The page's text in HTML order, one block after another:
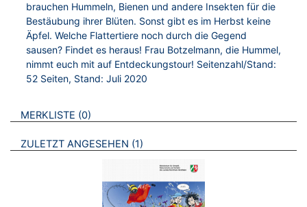
brauchen Hummeln, Bienen und andere Insekten für die
Bestäubung ihrer Blüten. Sonst gibt es im Herbst keine
Äpfel. Welche Flattertiere noch durch die Gegend
sausen? Findet es heraus! Frau Botzelmann, die Hummel,
nimmt euch mit auf Entdeckungstour! Seitenzahl/Stand:
52 Seiten, Stand: Juli 2020
VERWEISE AUF VERMERKTE- ODER ZULETZT ANGESEHENE
MERKLISTE 0 BROSCHÜREN
ZULETZT ANGESEHEN 1 BROSCHÜREN